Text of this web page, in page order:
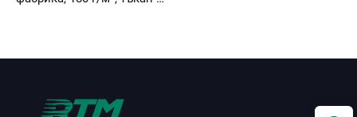
за пролетта и лятото